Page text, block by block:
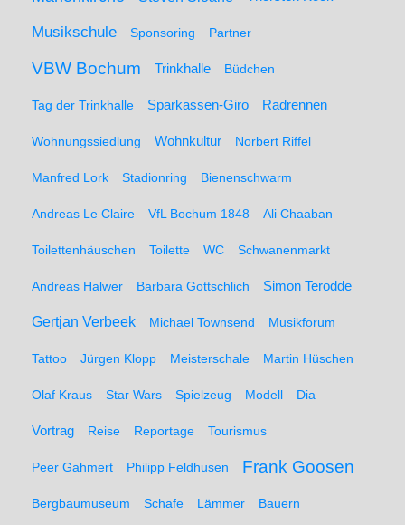
Musikschule Sponsoring Partner
VBW Bochum Trinkhalle Büdchen
Tag der Trinkhalle Sparkassen-Giro Radrennen
Wohnungssiedlung Wohnkultur Norbert Riffel
Manfred Lork Stadionring Bienenschwarm
Andreas Le Claire VfL Bochum 1848 Ali Chaaban
Toilettenhäuschen Toilette WC Schwanenmarkt
Andreas Halwer Barbara Gottschlich Simon Terodde
Gertjan Verbeek Michael Townsend Musikforum
Tattoo Jürgen Klopp Meisterschale Martin Hüschen
Olaf Kraus Star Wars Spielzeug Modell Dia
Vortrag Reise Reportage Tourismus
Peer Gahmert Philipp Feldhusen Frank Goosen
Bergbaumuseum Schafe Lämmer Bauern